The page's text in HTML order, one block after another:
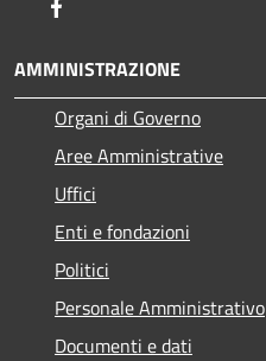
AMMINISTRAZIONE
Organi di Governo
Aree Amministrative
Uffici
Enti e fondazioni
Politici
Personale Amministrativo
Documenti e dati